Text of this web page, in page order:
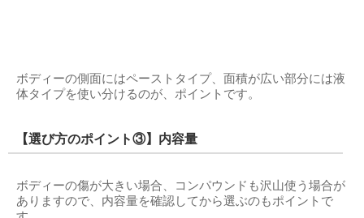
ボディーの側面にはペーストタイプ、面積が広い部分には液
体タイプを使い分けるのが、ポイントです。
【選び方のポイント③】内容量
ボディーの傷が大きい場合、コンパウンドも沢山使う場合が
ありますので、内容量を確認してから選ぶのもポイントで